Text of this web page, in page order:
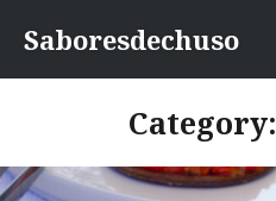
content
Saboresdechuso
Category: